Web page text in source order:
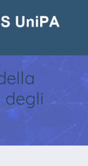
degli